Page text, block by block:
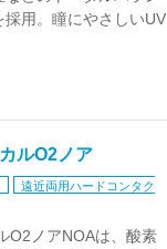
用。瞳にやさしいUV
ルO2ノア
遠近両用ハードコンタク
O2ノアNOAは、酸素